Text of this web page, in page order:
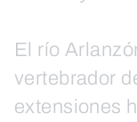
El río
vertebrador
extensiones